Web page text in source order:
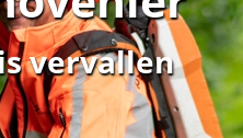
vervallen